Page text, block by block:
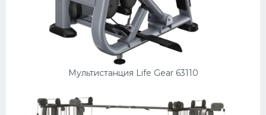
Мультистанция Life Gear 63110